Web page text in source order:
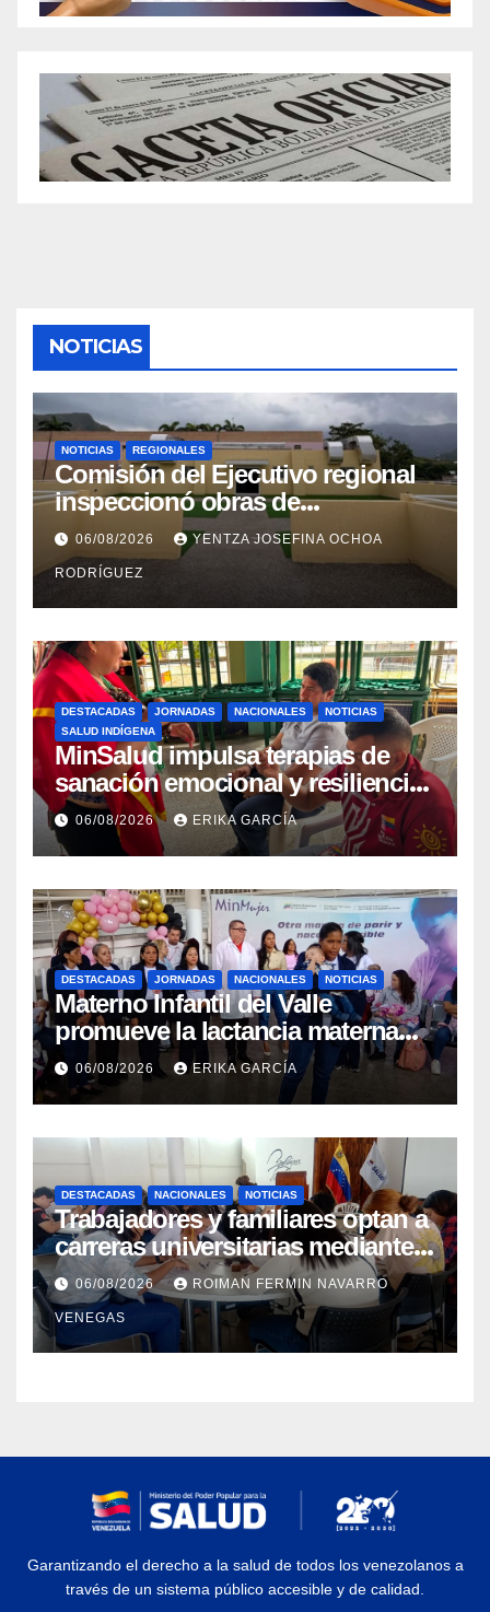
NOTICIAS
NOTICIAS REGIONALES
Comisión del Ejecutivo regional
inspeccionó obras de
recuperación en la Maternidad
Integral Aragua
06/08/2026 YENTZA JOSEFINA OCHOA
RODRÍGUEZ
DESTACADAS JORNADAS NACIONALES
NOTICIAS
SALUD INDÍGENA
MinSalud impulsa terapias de
sanación emocional y resiliencia
post-sismo junto a comunidades
indígenas en Caracas
06/08/2026 ERIKA GARCÍA
DESTACADAS JORNADAS NACIONALES NOTICIAS
Materno Infantil del Valle
promueve la lactancia materna
como un inicio sostenible para la
vida
06/08/2026 ERIKA GARCÍA
DESTACADAS NACIONALES NOTICIAS
Trabajadores y familiares optan a
carreras universitarias mediante
convenio entre MinSalud y la
UCV
06/08/2026 ROIMAN FERMIN NAVARRO
VENEGAS
Garantizando el derecho a la salud de todos los venezolanos a
través de un sistema público accesible y de calidad.